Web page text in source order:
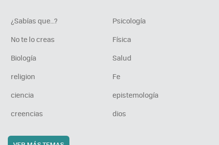
¿Sabías que...?
Psicología
No te lo creas
Física
Biología
Salud
religion
Fe
ciencia
epistemología
creencias
dios